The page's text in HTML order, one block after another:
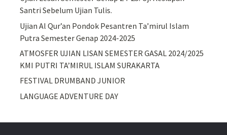
Santri Sebelum Ujian Tulis.
Ujian Al Qur’an Pondok Pesantren Ta’mirul Islam
Putra Semester Genap 2024-2025
ATMOSFER UJIAN LISAN SEMESTER GASAL 2024/2025
KMI PUTRI TA’MIRUL ISLAM SURAKARTA
FESTIVAL DRUMBAND JUNIOR
LANGUAGE ADVENTURE DAY